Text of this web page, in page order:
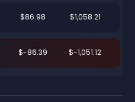
$86.98 $1,058.21
$-86.39 $-1,051.12